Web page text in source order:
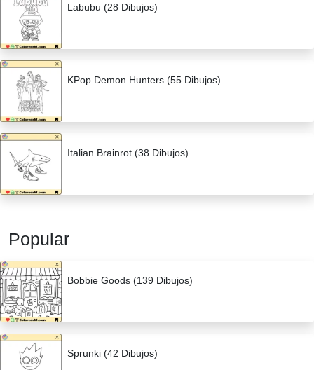
Labubu (28 Dibujos)
KPop Demon Hunters (55 Dibujos)
Italian Brainrot (38 Dibujos)
Popular
Bobbie Goods (139 Dibujos)
Sprunki (42 Dibujos)